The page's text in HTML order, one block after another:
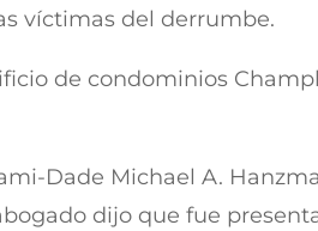
víctimas del derrumbe.
de condominios
Dade Michael A.
dijo que fue